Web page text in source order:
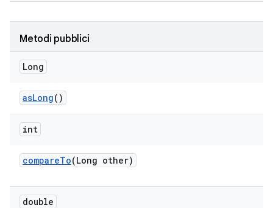
Metodi pubblici
Long
asLong()
int
compareTo(Long other)
double